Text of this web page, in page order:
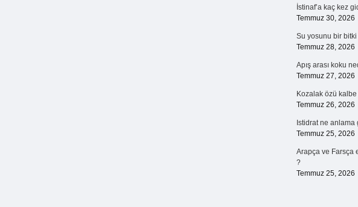
İstinaf’a kaç kez
Temmuz 30, 2026
Su yosunu bir bitki
Temmuz 28, 2026
Apış arası koku
Temmuz 27, 2026
Kozalak özü
Temmuz 26, 2026
Istidrat ne anlama
Temmuz 25, 2026
Arapça ve Farsça
?
Temmuz 25, 2026